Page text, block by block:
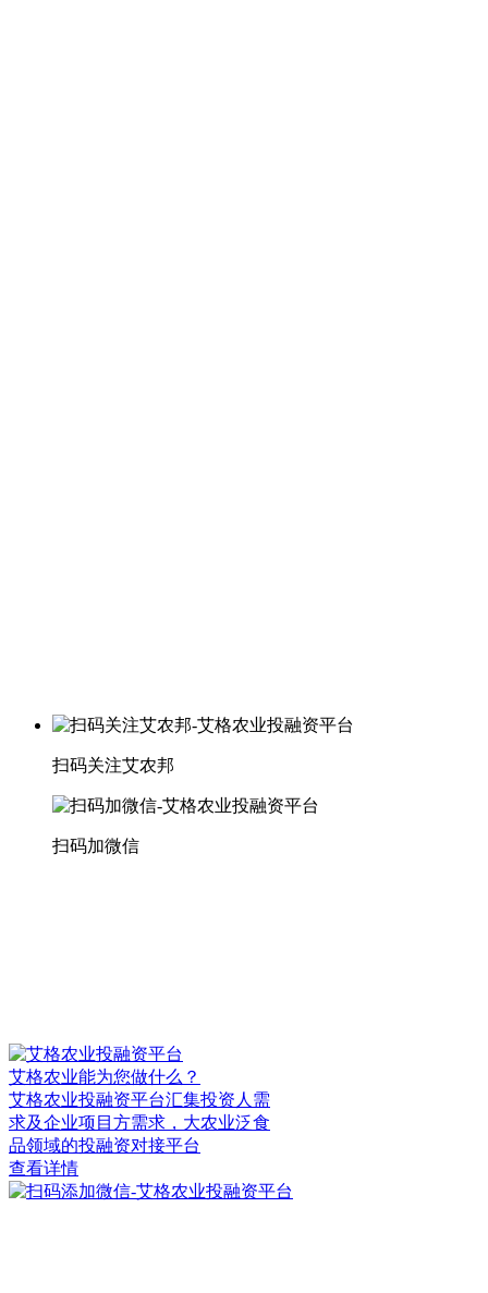
扫码关注艾农邦
扫码加微信
艾格农业能为您做什么？
艾格农业投融资平台汇集投资人需
求及企业项目方需求，大农业泛食
品领域的投融资对接平台
查看详情